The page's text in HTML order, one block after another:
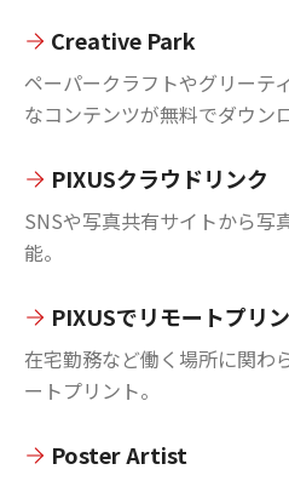
Creative Park
ペーパークラフトやグリーテ
なコンテンツが無料でダウン
PIXUSクラウドリンク
SNSや写真共有サイトから写
能。
PIXUSでリモートプリ
在宅勤務など働く場所に関わ
ートプリント。
Poster Artist